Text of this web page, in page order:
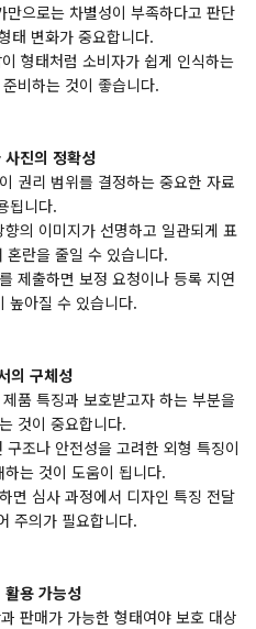
으로는 차별성이 부족하다고 판단
태 변화가 중요합니다.
형태처럼 소비자가 쉽게 인식하는
비하는 것이 좋습니다.
진의 정확성
권리 범위를 결정하는 중요한 자료
됩니다.
향의 이미지가 선명하고 일관되게 표
혼란을 줄일 수 있습니다.
제출하면 보정 요청이나 등록 지연
높아질 수 있습니다.
의 구체성
품 특징과 보호받고자 하는 부분을
것이 중요합니다.
조나 안전성을 고려한 외형 특징이
는 것이 도움이 됩니다.
면 심사 과정에서 디자인 특징 전달
주의가 필요합니다.
용 가능성
판매가 가능한 형태여야 보호 대상